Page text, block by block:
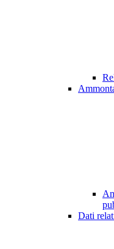
Dati